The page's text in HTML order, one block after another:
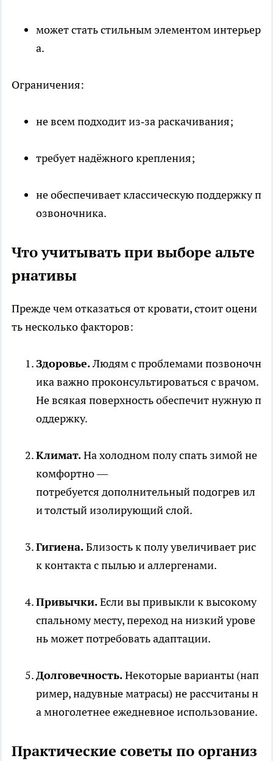
может стать стильным элементом интерьер
а.
Ограничения:
не всем подходит из‑за раскачивания;
требует надёжного крепления;
не обеспечивает классическую поддержку п
озвоночника.
Что учитывать при выборе альте
рнативы
Прежде чем отказаться от кровати, стоит оцени
ть несколько факторов:
Здоровье.Людям с проблемами позвоночн
ика важно проконсультироваться с врачом.
Не всякая поверхность обеспечит нужную п
оддержку.
Климат.На холодном полу спать зимой не
комфортно —
потребуется дополнительный подогрев ил
и толстый изолирующий слой.
Гигиена.Близость к полу увеличивает рис
к контакта с пылью и аллергенами.
Привычки.Если вы привыкли к высокому
спальному месту, переход на низкий урове
нь может потребовать адаптации.
Долговечность.Некоторые варианты (нап
ример, надувные матрасы) не рассчитаны н
а многолетнее ежедневное использование.
Практические советы по организ